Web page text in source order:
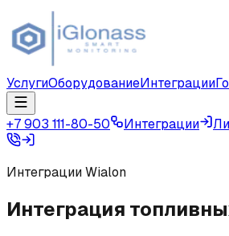
УслугиОборудованиеИнтеграции
+7 903 111-80-50 Интеграции
Интеграции Wialon
Интеграция